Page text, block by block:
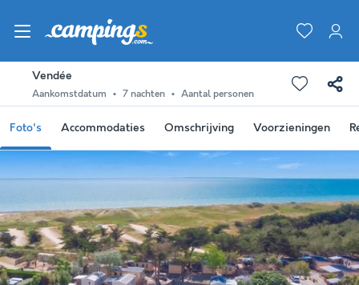
Vendée
Aankomstdatum 7 nachten Aantal personen
Foto's Accommodaties Omschrijving Voorzieningen